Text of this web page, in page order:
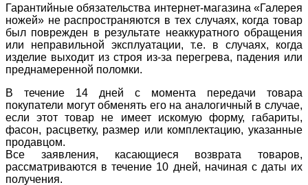
Гарантийные обязательства интернет-магазина «Галерея
ножей» не распространяются в тех случаях, когда товар
был поврежден в результате неаккуратного обращения
или неправильной эксплуатации, т.е. в случаях, когда
изделие выходит из строя из-за перегрева, падения или
преднамеренной поломки.
В течение 14 дней с момента передачи товара
покупатели могут обменять его на аналогичный в случае,
если этот товар не имеет искомую форму, габариты,
фасон, расцветку, размер или комплектацию, указанные
продавцом.
Все заявления, касающиеся возврата товаров,
рассматриваются в течение 10 дней, начиная с даты их
получения.